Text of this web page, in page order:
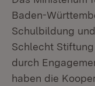
Baden-
Schulbildung
Schlecht
durch
haben die